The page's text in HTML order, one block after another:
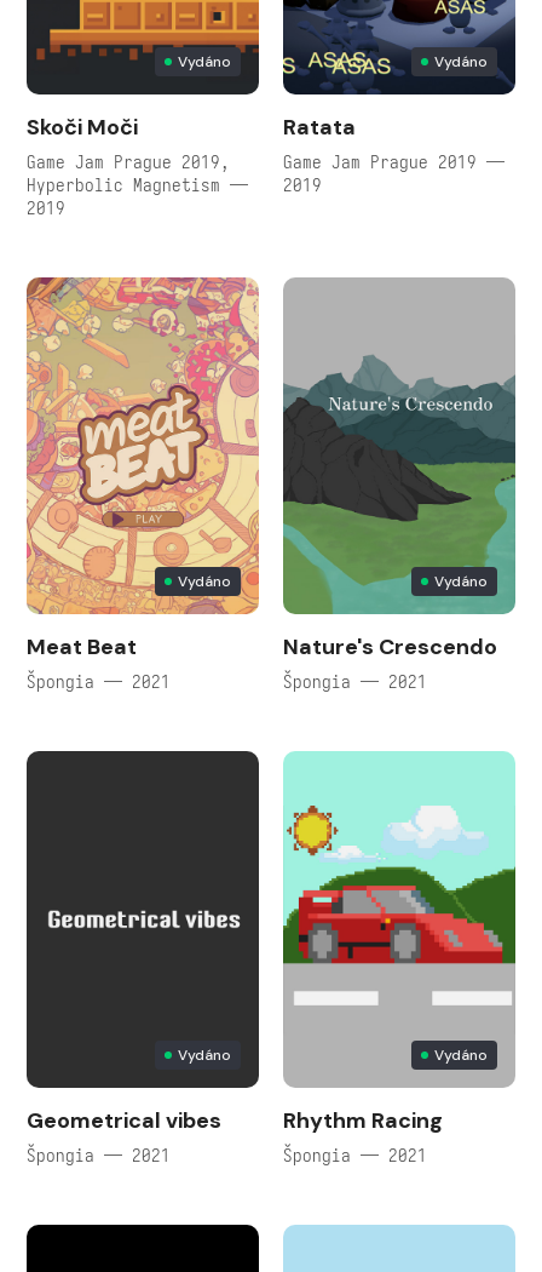
Vydáno
Skoči Moči
Game Jam Prague 2019,
Hyperbolic Magnetism —
2019
Vydáno
Ratata
Game Jam Prague 2019 —
2019
Vydáno
Meat Beat
Špongia — 2021
Vydáno
Nature's Crescendo
Špongia — 2021
Vydáno
Geometrical vibes
Špongia — 2021
Vydáno
Rhythm Racing
Špongia — 2021